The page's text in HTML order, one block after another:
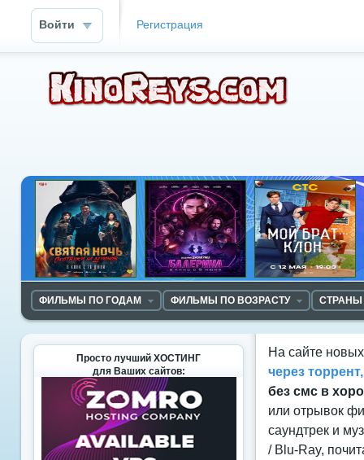
Войти Регистрация
ФИЛЬМЫ ПО ГОДАМ ФИЛЬМЫ ПО ВОЗРАСТУ
На сайте
через
без смс в
или отрывок
саундтрек и
/ Blu-Ray,
Просто лучший ХОСТИНГ
для Ваших сайтов: